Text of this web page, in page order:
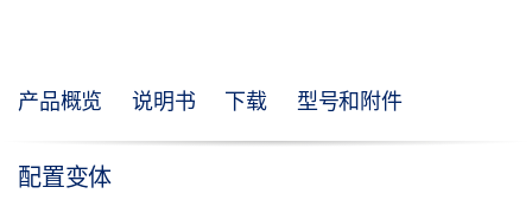
产品概览 说明书 下载 型号和附件
配置变体